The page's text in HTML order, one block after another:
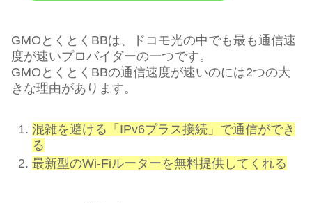
GMOとくとくBBは、ドコモ光の中でも最も通信速
度が速いプロバイダーの一つです。
GMOとくとくBBの通信速度が速いのには2つの大
きな理由があります。
混雑を避ける「IPv6プラス接続」で通信ができ
る
最新型のWi-Fiルーターを無料提供してくれる